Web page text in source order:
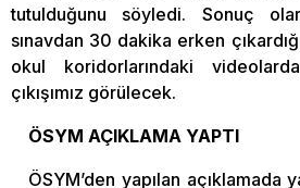
tutulduğunu söyledi. Sonuç
sınavdan 30 dakika erken
okul koridorlarındaki
çıkışımız görülecek.
ÖSYM AÇIKLAMA YAPTI
ÖSYM’den yapılan açıklamada